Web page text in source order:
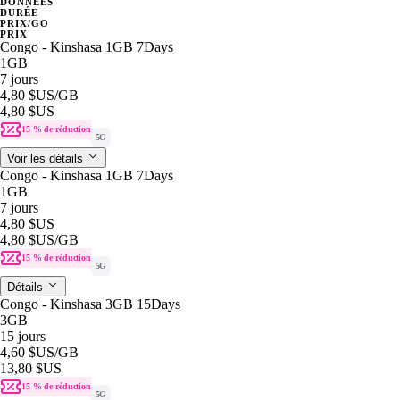
DURÉE
PRIX/GO
PRIX
Congo - Kinshasa 1GB 7Days
1GB
7 jours
4,80 $US/GB
4,80 $US
15 % de réduction
5G
Voir les détails
Congo - Kinshasa 1GB 7Days
1GB
7 jours
4,80 $US
4,80 $US/GB
15 % de réduction
5G
Détails
Congo - Kinshasa 3GB 15Days
3GB
15 jours
4,60 $US/GB
13,80 $US
15 % de réduction
5G